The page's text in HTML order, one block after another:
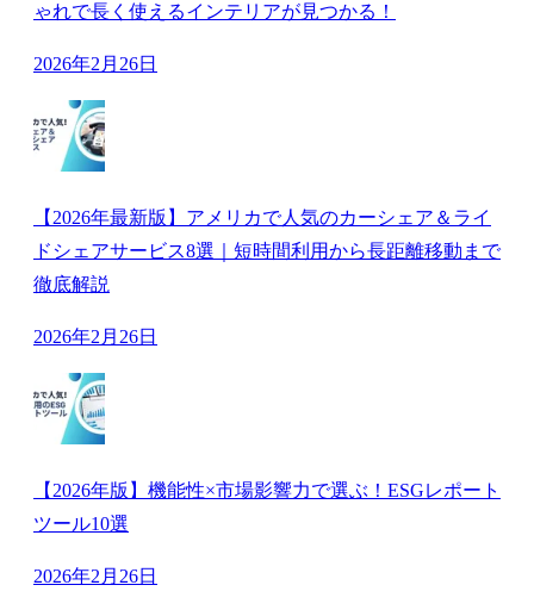
ゃれで長く使えるインテリアが見つかる！
2026年2月26日
【2026年最新版】アメリカで人気のカーシェア＆ライ
ドシェアサービス8選｜短時間利用から長距離移動まで
徹底解説
2026年2月26日
【2026年版】機能性×市場影響力で選ぶ！ESGレポート
ツール10選
2026年2月26日